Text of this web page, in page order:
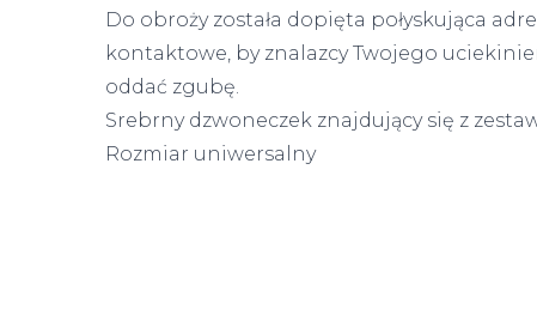
Do obroży została dopięta połyskująca
kontaktowe, by znalazcy Twojego
oddać zgubę.
Srebrny dzwoneczek znajdujący się z
Rozmiar uniwersalny